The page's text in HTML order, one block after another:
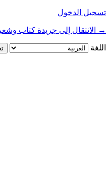
تسجيل الدخول
→ الانتقال إلى جريدة كتاب
اللغة